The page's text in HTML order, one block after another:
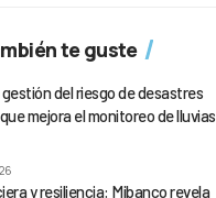
te guste
del riesgo de desastres
mejora el monitoreo de lluvias
y resiliencia: Mibanco revela